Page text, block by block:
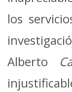
los
Alberto